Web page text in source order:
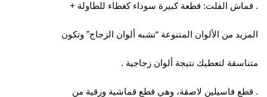
. قماش الفلت: قطعة كبيرة سوداء كغطاء للطاولة +
المزيد من الألوان المتنوعة “تشبه ألوان الزجاج” وتكون
متناسقة لتعطيك نتيجة ألوان زجاجية .
. قطع فاسيلين لاصقة، وهي قطع قماشية ورقية من